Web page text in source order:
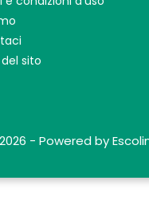
sito
- Powered by